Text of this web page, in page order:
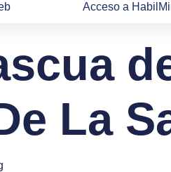
Acceso a
La